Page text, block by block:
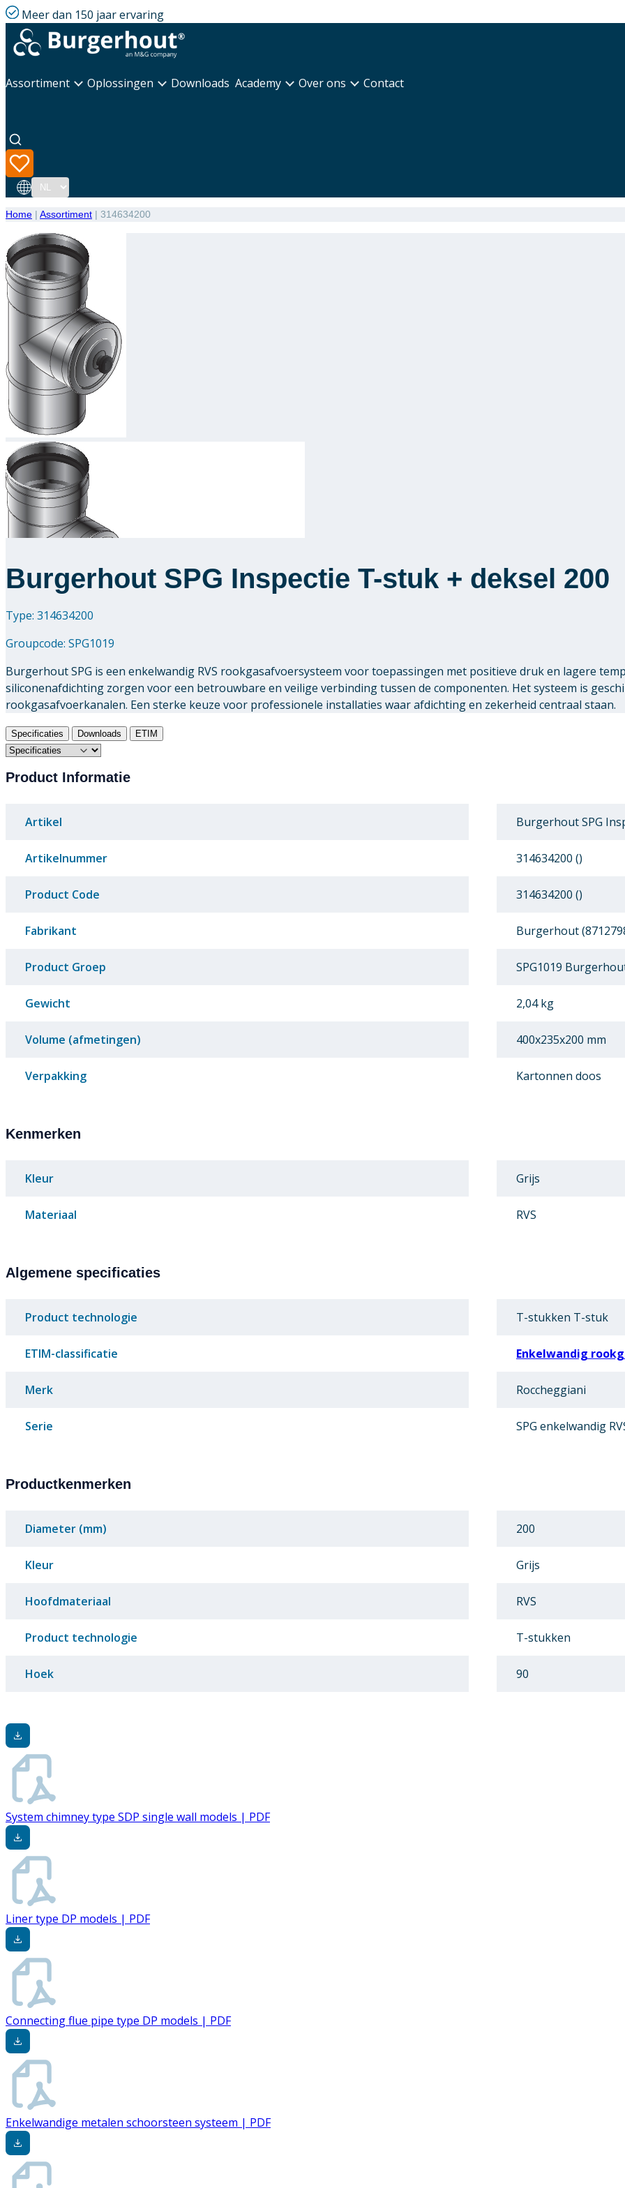
Meer dan 150 jaar ervaring
Assortiment Oplossingen Downloads Academy Over ons Contact
Taal
Home | Assortiment | 314634200
Burgerhout SPG Inspectie T-stuk + deksel 200
Type: 314634200
Groupcode: SPG1019
Burgerhout SPG is een enkelwandig RVS rookgasafvoersysteem voor toepassingen met positieve druk en lagere
siliconenafdichting zorgen voor een betrouwbare en veilige verbinding tussen de componenten. Het systeem is
rookgasafvoerkanalen. Een sterke keuze voor professionele installaties waar afdichting en zekerheid centraal staan.
Specificaties Downloads ETIM
Product Informatie
Artikel Burgerhout SPG
Artikelnummer 314634200 ()
Product Code 314634200 ()
Fabrikant Burgerhout
Product Groep SPG1019
Gewicht 2,04 kg
Volume (afmetingen) 400x235x200 mm
Verpakking Kartonnen doos
Kenmerken
Kleur Grijs
Materiaal RVS
Algemene specificaties
Product technologie T-stukken T-stuk
ETIM-classificatie Enkelwandig
Merk Roccheggiani
Serie SPG enkelwandig
Productkenmerken
Diameter (mm) 200
Kleur Grijs
Hoofdmateriaal RVS
Product technologie T-stukken
Hoek 90
System chimney type SDP single wall models | PDF
Liner type DP models | PDF
Connecting flue pipe type DP models | PDF
Enkelwandige metalen schoorsteen systeem | PDF